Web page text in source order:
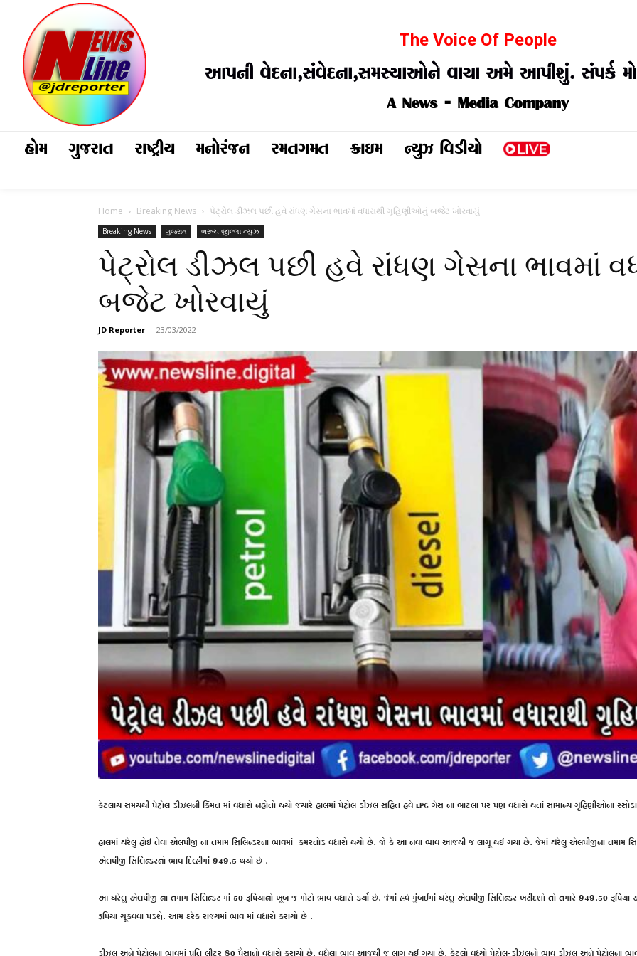
The Voice Of People
આપની વેદના,સંવેદના,સમસ્યાઓને વાચા અમે આપીશું. સંપર્ક
A News - Media Company
હોમ ગુજરાત રાષ્ટ્રીય મનોરંજન રમતગમત ક્રાઇમ ન્યુઝ વિડીયો
Home Breaking News પેટ્રોલ ડીઝલ પછી હવે રાંધણ ગેસના ભાવમાં વધારાથી ગૃહિણીઓનું બજેટ ખોરવાયું
Breaking News ગુજરાત ભરૂચ જીલ્લા ન્યુઝ
પેટ્રોલ ડીઝલ પછી હવે રાંધણ ગેસના ભાવમાં
બજેટ ખોરવાયું
JD Reporter - 23/03/2022
કેટલાય સમયથી પેટ્રોલ ડીઝલની કિંમત માં વધારો નહોતો થયો જયારે હાલમાં પેટ્રોલ ડીઝલ સહિત હવે LPG ગેસ ના બાટલા પર પણ વધારો થતાં સામાન્ય ગૃહિણીઓના
હાલમાં ઘરેલુ હોઈ તેવા એલપીજી ના તમામ સિલિન્ડરના ભાવમાં કમરતોડ વધારો થયો છે. જો કે આ નવા ભાવ આજથી જ લાગૂ થઈ ગયા છે. જેમાં ઘરેલુ એલપીજીના તમામ
એલપીજી સિલિન્ડરનો ભાવ દિલ્હીમાં 949.5 થયો છે .
આ ઘરેલુ એલપીજી ના તમામ સિલિન્ડર માં 50 રૂપિયાનો ખૂબ જ મોટો ભાવ વધારો કર્યો છે. જેમાં હવે મુંબઈમાં ઘરેલુ એલપીજી સિલિન્ડર ખરીદશો તો તમારે 949.50
રૂપિયા ચૂકવવા પડશે. આમ દરેક રાજ્યમાં ભાવ માં વધારો કરાયો છે .